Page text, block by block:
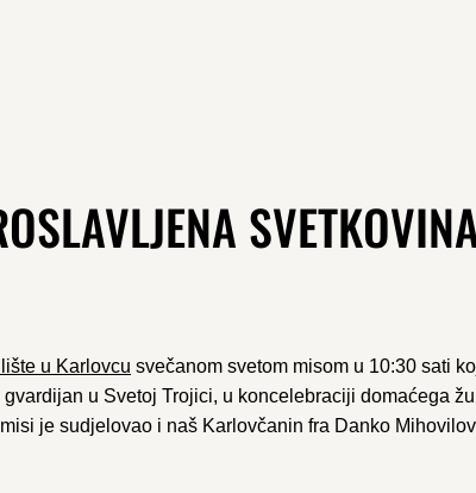
u Karlovcu svečanom svetom misom u 10:30 sati
u Svetoj Trojici, u koncelebraciji domaćega
je sudjelovao i naš Karlovčanin fra Danko